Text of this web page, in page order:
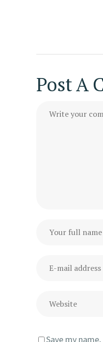
Post A
Save my